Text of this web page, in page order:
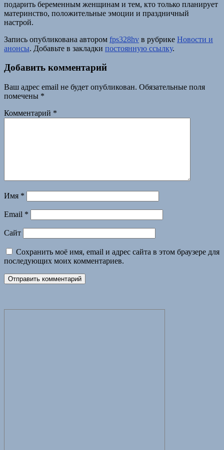
подарить беременным женщинам и тем, кто только планирует
материнство, положительные эмоции и праздничный
настрой.
Запись опубликована автором fps328hv в рубрике Новости и
анонсы. Добавьте в закладки постоянную ссылку.
Добавить комментарий
Ваш адрес email не будет опубликован. Обязательные поля
помечены *
Комментарий *
Имя *
Email *
Сайт
Сохранить моё имя, email и адрес сайта в этом браузере для
последующих моих комментариев.